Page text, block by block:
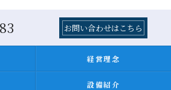
お問い合わせはこちら
経営理念
設備紹介